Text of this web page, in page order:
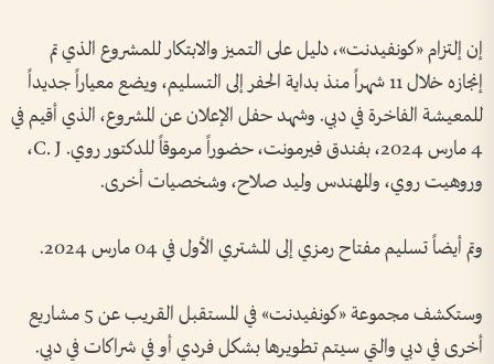
إن إلتزام «كونفيدنت»، دليل على التميز والابتكار للمشروع الذي تم
إنجازه خلال 11 شهراً منذ بداية الحفر إلى التسليم، ويضع معياراً جديداً
للمعيشة الفاخرة في دبي. وشهد حفل الإعلان عن المشروع، الذي أقيم في
4 مارس 2024، بفندق فيرمونت، حضوراً مرموقاً للدكتور روي
. C. J
،
وروهيت روي، والمهندس وليد صلاح، وشخصيات أخرى.
وتم أيضاً تسليم مفتاح رمزي إلى المشتري الأول في 04 مارس 2024 .
وستكشف مجموعة «كونفيدنت» في المستقبل القريب عن 5 مشاريع
أخرى في دبي والتي سيتم تطويرها بشكل فردي أو في شراكات في دبي.